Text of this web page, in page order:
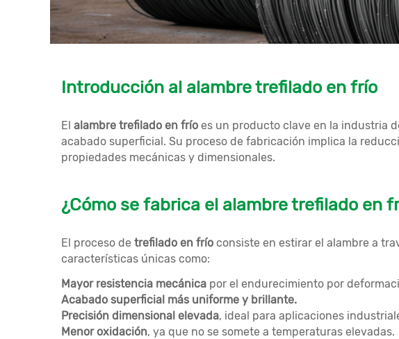
Introducción al alambre trefilado en frío
El alambre trefilado en frío es un producto clave en la industria
acabado superficial. Su proceso de fabricación implica la
propiedades mecánicas y dimensionales.
¿Cómo se fabrica el alambre trefilado en
El proceso de trefilado en frío consiste en estirar el alambre a
características únicas como:
Mayor resistencia mecánica por el endurecimiento por
Acabado superficial más uniforme y brillante.
Precisión dimensional elevada, ideal para aplicaciones
Menor oxidación, ya que no se somete a temperaturas elevadas.